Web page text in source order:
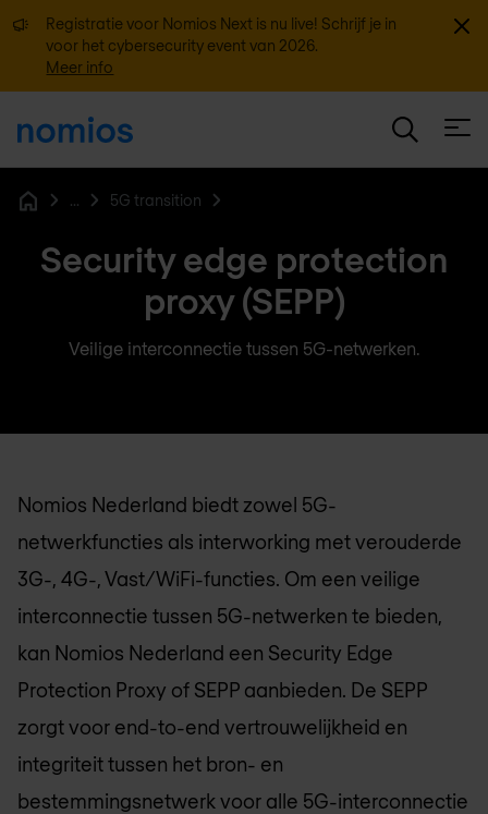
Registratie voor Nomios Next is nu live! Schrijf je in
voor het cybersecurity event van 2026.
Meer info
... 5G transition
Security edge protection
proxy (SEPP)
Veilige interconnectie tussen 5G-netwerken.
Nomios Nederland biedt zowel 5G-
netwerkfuncties als interworking met verouderde
3G-, 4G-, Vast/WiFi-functies. Om een veilige
interconnectie tussen 5G-netwerken te bieden,
kan Nomios Nederland een Security Edge
Protection Proxy of SEPP aanbieden. De SEPP
zorgt voor end-to-end vertrouwelijkheid en
integriteit tussen het bron- en
bestemmingsnetwerk voor alle 5G-interconnectie